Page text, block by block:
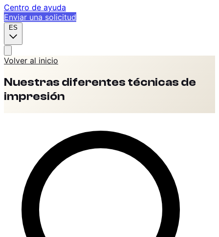
Centro de ayuda
Enviar una solicitud
ES
Volver al inicio
Nuestras diferentes técnicas de
impresión